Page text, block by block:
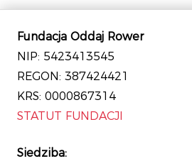
Fundacja Oddaj Rower
NIP: 5423413545
REGON: 387424421
KRS: 0000867314
STATUT FUNDACJI
Siedziba: